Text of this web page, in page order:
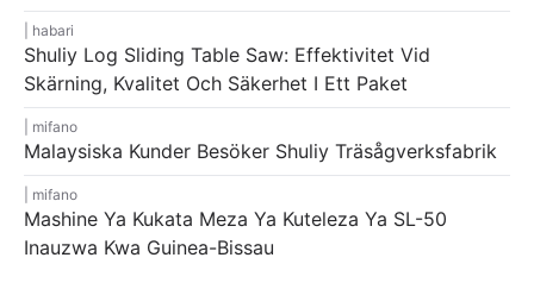
habari
Shuliy Log Sliding Table Saw: Effektivitet Vid
Skärning, Kvalitet Och Säkerhet I Ett Paket
mifano
Malaysiska Kunder Besöker Shuliy Träsågverksfabrik
mifano
Mashine Ya Kukata Meza Ya Kuteleza Ya SL-50
Inauzwa Kwa Guinea-Bissau